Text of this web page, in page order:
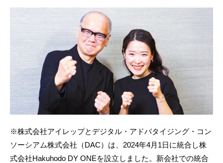
※株式会社アイレップとデジタル・アドバタイジング・コン
ソーシアム株式会社（DAC）は、2024年4月1日に統合し株
式会社Hakuhodo DY ONEを設立しました。新会社での統合